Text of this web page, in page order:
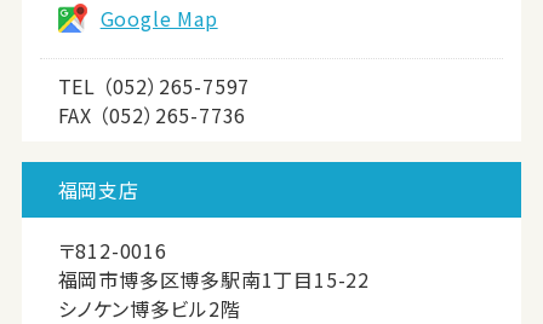
Google Map
TEL （052）265-7597
FAX （052）265-7736
福岡支店
〒812-0016
福岡市博多区博多駅南1丁目15-22
シノケン博多ビル2階